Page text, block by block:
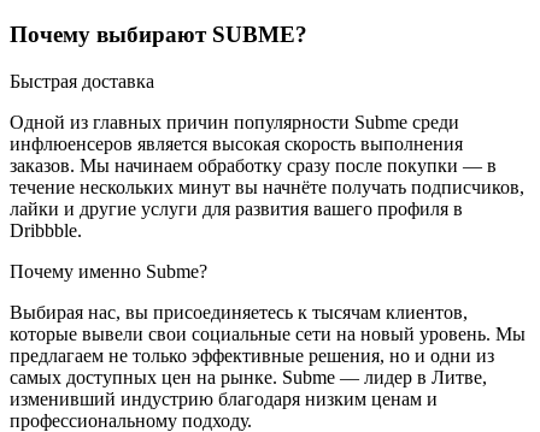
Почему выбирают SUBME?
Быстрая доставка
Одной из главных причин популярности Subme среди
инфлюенсеров является высокая скорость выполнения
заказов. Мы начинаем обработку сразу после покупки — в
течение нескольких минут вы начнёте получать подписчиков,
лайки и другие услуги для развития вашего профиля в
Dribbble.
Почему именно Subme?
Выбирая нас, вы присоединяетесь к тысячам клиентов,
которые вывели свои социальные сети на новый уровень. Мы
предлагаем не только эффективные решения, но и одни из
самых доступных цен на рынке. Subme — лидер в Литве,
изменивший индустрию благодаря низким ценам и
профессиональному подходу.